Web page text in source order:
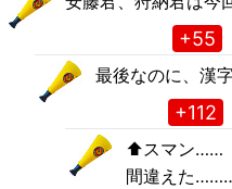
+55
最後なのに、漢
+112
⬆️スマン……
間違えた